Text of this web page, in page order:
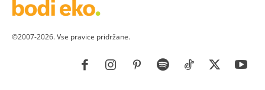
©2007-2026. Vse pravice pridržane.